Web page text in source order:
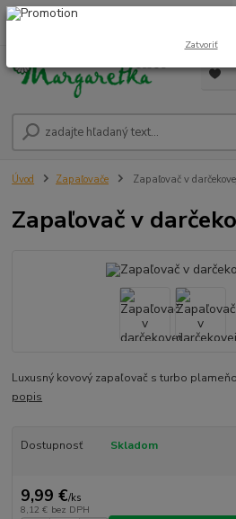
0948 236 042
Úvod Zapaľovače Zapaľovač v
Zapaľovač v
Luxusný kovový zapaľovač s turbo
popis
Dostupnosť Skladom
9,99 €/ks
8,12 € bez DPH
Zatvoriť